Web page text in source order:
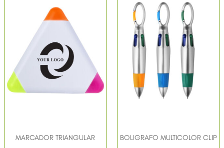
MARCADOR TRIANGULAR BOLIGRAFO MULTICOLOR CLIP